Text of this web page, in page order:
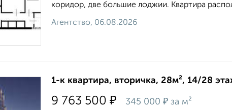
коридор, две большие лоджии. Квартира
Агентство, 06.08.2026
1-к квартира, вторичка, 28м², 14/28
9 763 500 ₽ 345 000 ₽ за м²